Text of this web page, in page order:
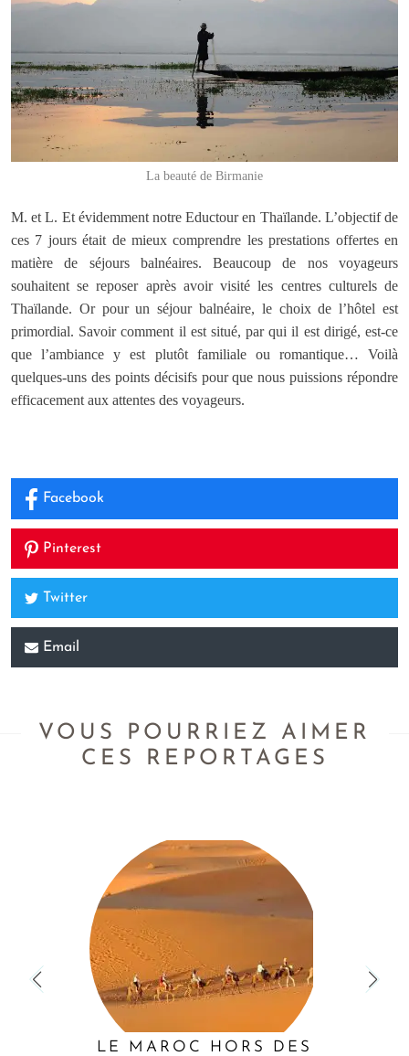
La beauté de Birmanie
M. et L. Et évidemment notre Eductour en Thaïlande. L’objectif de
ces 7 jours était de mieux comprendre les prestations offertes en
matière de séjours balnéaires. Beaucoup de nos voyageurs
souhaitent se reposer après avoir visité les centres culturels de
Thaïlande. Or pour un séjour balnéaire, le choix de l’hôtel est
primordial. Savoir comment il est situé, par qui il est dirigé, est-ce
que l’ambiance y est plutôt familiale ou romantique… Voilà
quelques-uns des points décisifs pour que nous puissions répondre
efficacement aux attentes des voyageurs.
Facebook
Pinterest
Twitter
Email
VOUS POURRIEZ AIMER
CES REPORTAGES
LE MAROC HORS DES